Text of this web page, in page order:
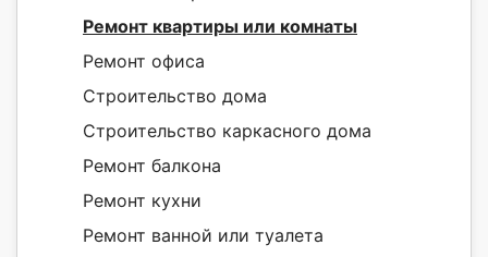
Ремонт квартиры или комнаты
Ремонт офиса
Строительство дома
Строительство каркасного дома
Ремонт балкона
Ремонт кухни
Ремонт ванной или туалета